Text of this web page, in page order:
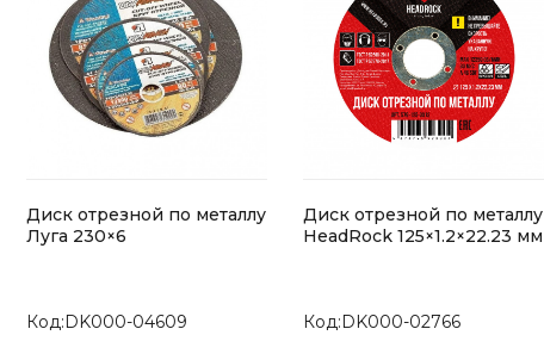
Диск отрезной по металлу
Луга 230×6
Код:DK000-04609
Диск отрезной по металлу
HeadRock 125×1.2×22.23 мм
Код:DK000-02766